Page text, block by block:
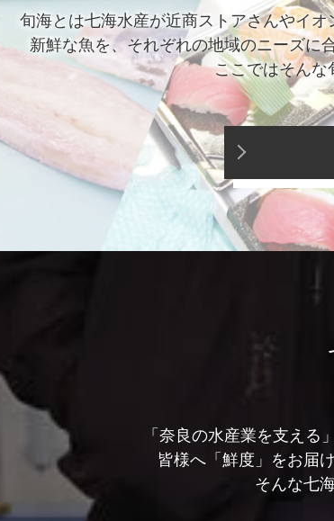
旬海とは七海水産が近商ストアさんやイ
新鮮な魚を、それぞれの地域のニーズに
ここではそんな
「奈良の水産業を支える
皆様へ「鮮度」をお届
そんな七